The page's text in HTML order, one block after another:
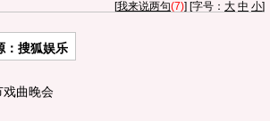
[我来说两句(7)] [字号： 大 中 小]
：搜狐娱乐
曲晚会